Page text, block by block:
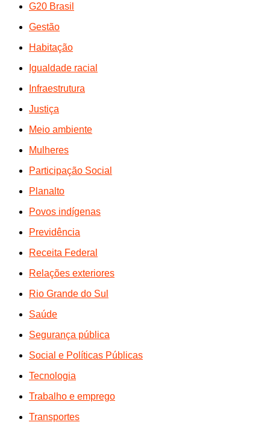
G20 Brasil
Gestão
Habitação
Igualdade racial
Infraestrutura
Justiça
Meio ambiente
Mulheres
Participação Social
Planalto
Povos indígenas
Previdência
Receita Federal
Relações exteriores
Rio Grande do Sul
Saúde
Segurança pública
Social e Políticas Públicas
Tecnologia
Trabalho e emprego
Transportes